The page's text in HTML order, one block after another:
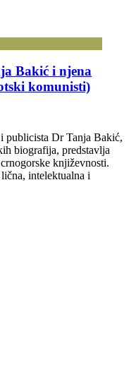
Bakić i njena
komunisti)
publicista Dr Tanja Bakić,
biografija, predstavlja
književnosti.
intelektualna i